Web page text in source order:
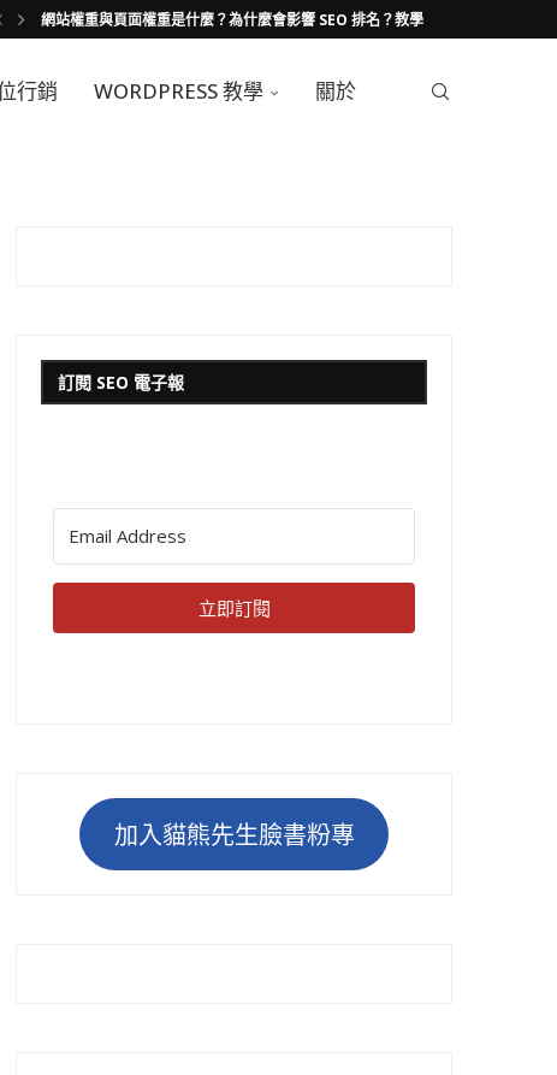
網站權重與頁面權重是什麼？為什麼會影響 SEO 排名？教學
行銷 WORDPRESS 教學 關於
訂閱 SEO 電子報
立即訂閱
加入貓熊先生臉書粉專